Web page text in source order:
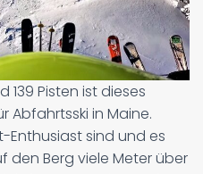
139 Pisten ist dieses
Abfahrtsski in Maine.
Enthusiast sind und es
den Berg viele Meter über